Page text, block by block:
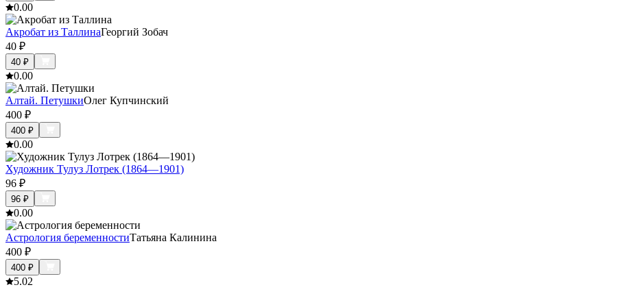
0.00
Акробат из ТаллинаГеоргий Зобач
40 ₽
40 ₽
0.00
Алтай. ПетушкиОлег Купчинский
400 ₽
400 ₽
0.00
Художник Тулуз Лотрек (1864—1901)
96 ₽
96 ₽
0.00
Астрология беременностиТатьяна Калинина
400 ₽
400 ₽
5.02